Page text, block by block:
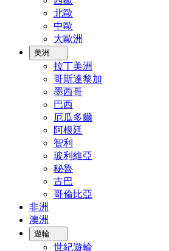
北歐
中歐
大歐洲
美洲
拉丁美洲
哥斯達黎加
墨西哥
巴西
厄瓜多爾
阿根廷
智利
玻利維亞
秘魯
古巴
哥倫比亞
非洲
澳洲
遊輪
世紀遊輪